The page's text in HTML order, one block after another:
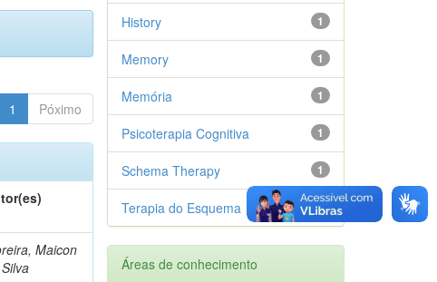
1 Póximo
Maicon
1
History
1
Memory
1
Memória
1
Psicoterapia Cognitiva
1
Schema Therapy
1
Terapia do Esquema
Áreas de conhecimento